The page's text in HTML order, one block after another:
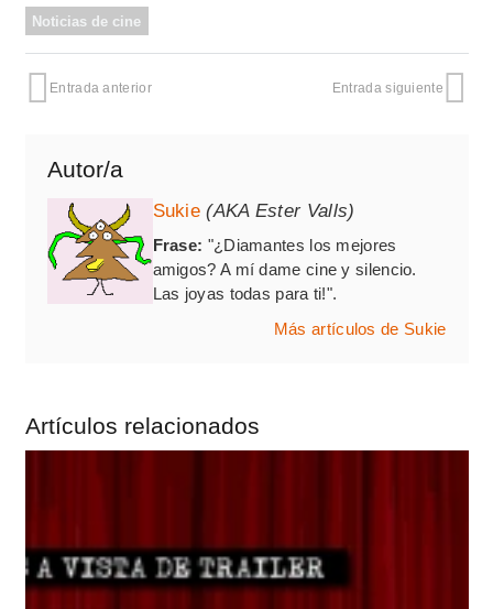
Noticias de cine
Entrada anterior Entrada siguiente
Autor/a
Sukie (AKA Ester Valls)
Frase: "¿Diamantes los mejores
amigos? A mí dame cine y silencio.
Las joyas todas para ti!".
Más artículos de Sukie
Artículos relacionados